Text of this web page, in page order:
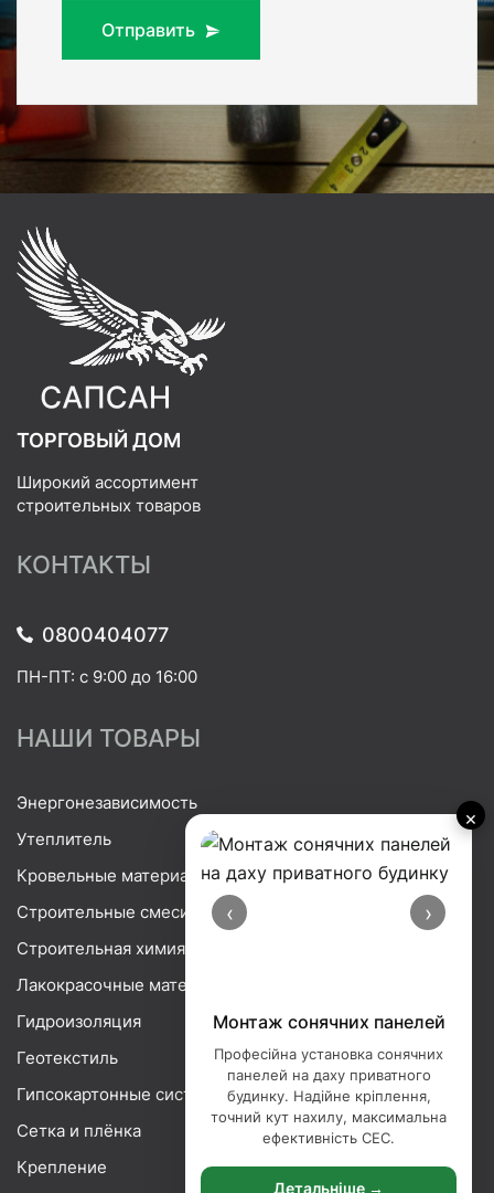
×
‹ ›
Порізка базальтової вати
Професійна порізка базальтової
вати — точна нарізка утеплювача
під ваші розміри. Ідеальні краї,
мінімум відходів, сучасне
обладнання.
Детальніше →
Отправить
ТОРГОВЫЙ ДОМ
Широкий ассортимент
строительных товаров
КОНТАКТЫ
0800404077
ПН-ПТ: с 9:00 до 16:00
НАШИ ТОВАРЫ
Энергонезависимость
Утеплитель
Кровельные материалы
Строительные смеси
Строительная химия
Лакокрасочные материалы
Гидроизоляция
Геотекстиль
Гипсокартонные системы
Сетка и плёнка
Крепление